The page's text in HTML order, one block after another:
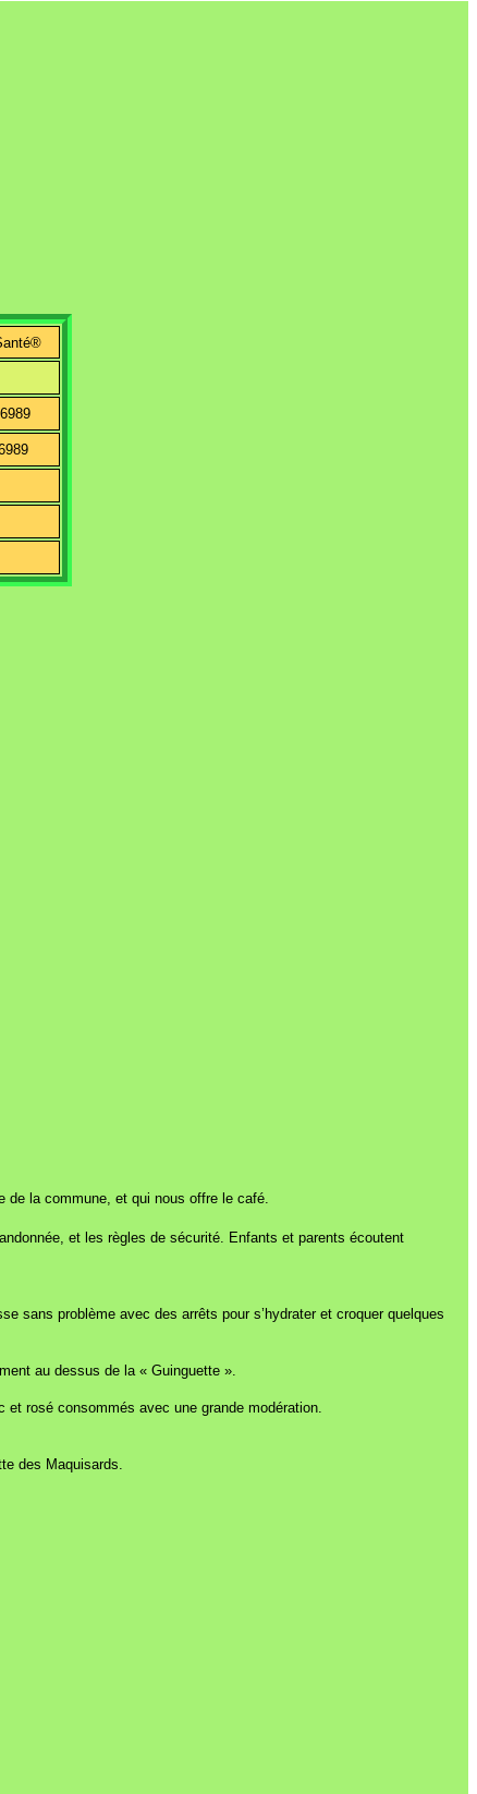
de la commune, et qui nous offre le café.
et les règles de sécurité. Enfants et parents écoutent
sans problème avec des arrêts pour s’hydrater et croquer quelques
au dessus de la « Guinguette ».
rosé consommés avec une grande modération.
des Maquisards.